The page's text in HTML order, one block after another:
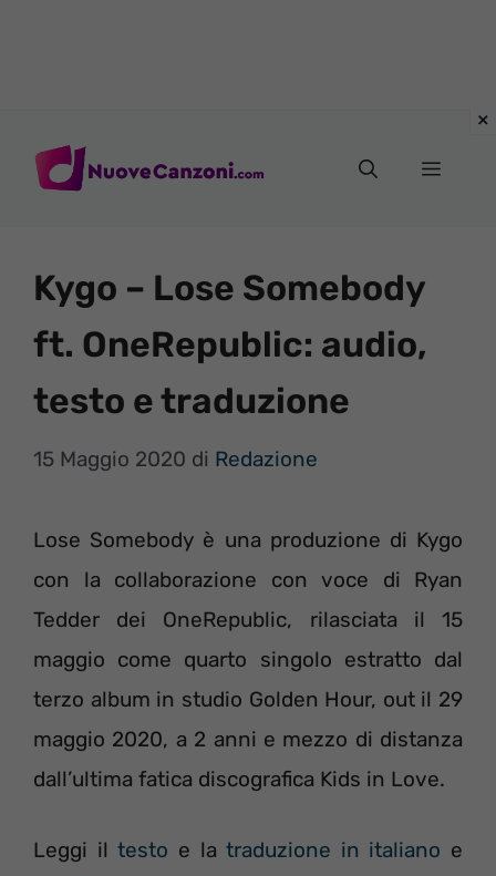
Menu
Kygo – Lose Somebody
ft. OneRepublic: audio,
testo e traduzione
15 Maggio 2020 di Redazione
Lose Somebody è una produzione di Kygo
con la collaborazione con voce di Ryan
Tedder dei OneRepublic, rilasciata il 15
maggio come quarto singolo estratto dal
terzo album in studio Golden Hour, out il 29
maggio 2020, a 2 anni e mezzo di distanza
dall’ultima fatica discografica Kids in Love.
Leggi iltesto e latraduzione in italiano e